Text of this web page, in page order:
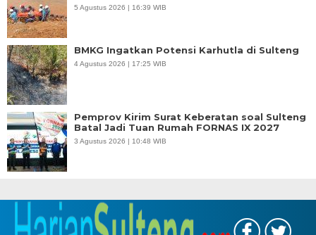
5 Agustus 2026 | 16:39 WIB
BMKG Ingatkan Potensi Karhutla di Sulteng
4 Agustus 2026 | 17:25 WIB
Pemprov Kirim Surat Keberatan soal Sulteng
Batal Jadi Tuan Rumah FORNAS IX 2027
3 Agustus 2026 | 10:48 WIB